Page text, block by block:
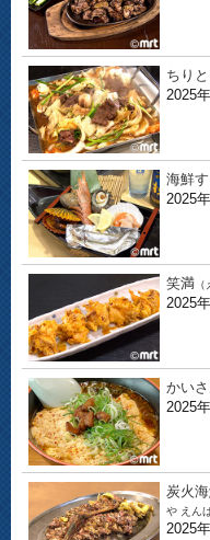
ちり
2025
海鮮
2025
笑満
2025
かい
2025
炭火
や えん
2025